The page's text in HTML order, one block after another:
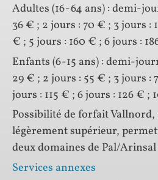
Adultes (16-64 ans) : demi-
36 € ; 2 jours : 70 € ; 3 jours :
€ ; 5 jours : 160 € ; 6 jours :
Enfants (6-15 ans) : demi-
29 € ; 2 jours : 55 € ; 3 jours :
jours : 115 € ; 6 jours : 126 € ;
Possibilité de forfait
légèrement supérieur,
deux domaines de Pal/
Services annexes